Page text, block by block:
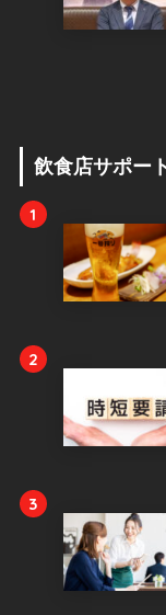
飲食店サポー
1
2
3